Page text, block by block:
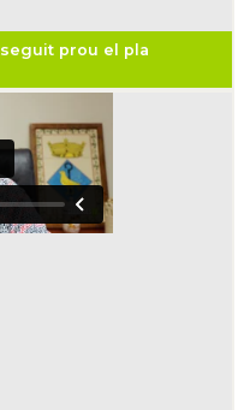
prou el pla